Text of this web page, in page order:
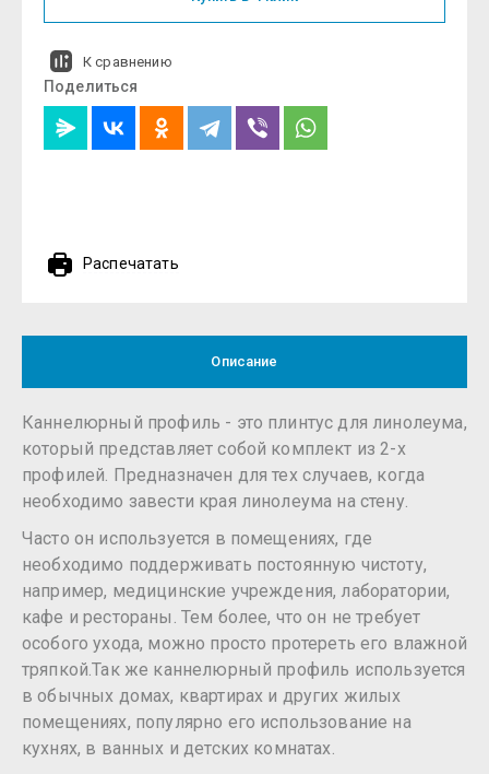
К сравнению
Поделиться
Распечатать
Описание
Каннелюрный профиль - это плинтус для линолеума,
который представляет собой комплект из 2-х
профилей. Предназначен для тех случаев, когда
необходимо завести края линолеума на стену.
Часто он используется в помещениях, где
необходимо поддерживать постоянную чистоту,
например, медицинские учреждения, лаборатории,
кафе и рестораны. Тем более, что он не требует
особого ухода, можно просто протереть его влажной
тряпкой.Так же каннелюрный профиль используется
в обычных домах, квартирах и других жилых
помещениях, популярно его использование на
кухнях, в ванных и детских комнатах.